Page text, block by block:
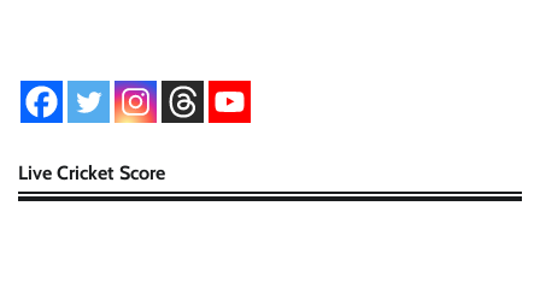
Live Cricket Score